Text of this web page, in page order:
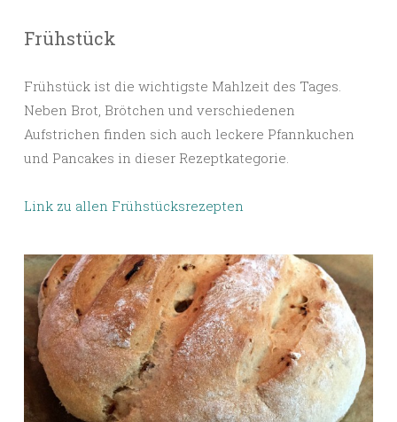
Frühstück
Frühstück ist die wichtigste Mahlzeit des Tages.
Neben Brot, Brötchen und verschiedenen
Aufstrichen finden sich auch leckere Pfannkuchen
und Pancakes in dieser Rezeptkategorie.
Link zu allen Frühstücksrezepten